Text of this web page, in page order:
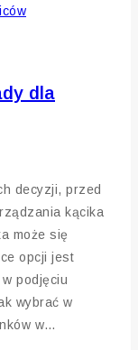
dla
decyzji, przed
kącika
może się
opcji jest
podjęciu
wybrać w
w…